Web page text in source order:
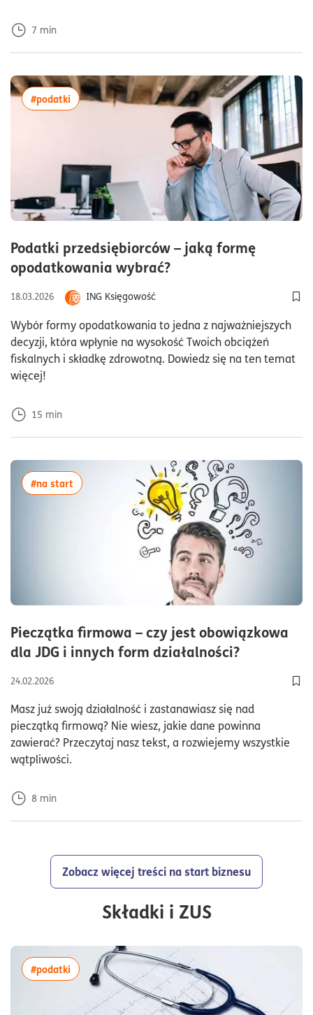
7 min
Podatki przedsiębiorców – jaką formę
opodatkowania wybrać?czas
18.03.2026
ING Księgowość
Wybór formy opodatkowania to jedna z najważniejszych
decyzji, która wpłynie na wysokość Twoich obciążeń
fiskalnych i składkę zdrowotną. Dowiedz się na ten temat
więcej!
15 min
#podatki więcej artykułów z tagiem:#podatki
Pieczątka firmowa – czy jest obowiązkowa
dla JDG i innych form działalności?czas
24.02.2026
Masz już swoją działalność i zastanawiasz się nad
pieczątką firmową? Nie wiesz, jakie dane powinna
zawierać? Przeczytaj nasz tekst, a rozwiejemy wszystkie
wątpliwości.
8 min
#na start więcej artykułów z tagiem:#na start
Zobacz więcej treści na start biznesu
Składki i ZUS
#podatki więcej artykułów z tagiem:#podatki